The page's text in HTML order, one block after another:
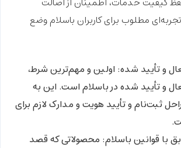
مطلوب برای کاربران باسلام وضع
و تأیید شده:اولین و مهم‌ترین شرط،
و تأیید شده در باسلام است. این به
ثبت‌نام و تأیید هویت و مدارک لازم برای
با قوانین باسلام: محصولاتی که قصد